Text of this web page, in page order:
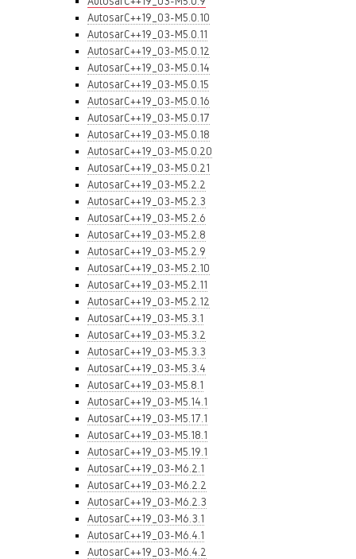
AutosarC++19_03-M5.0.10
AutosarC++19_03-M5.0.11
AutosarC++19_03-M5.0.12
AutosarC++19_03-M5.0.14
AutosarC++19_03-M5.0.15
AutosarC++19_03-M5.0.16
AutosarC++19_03-M5.0.17
AutosarC++19_03-M5.0.18
AutosarC++19_03-M5.0.20
AutosarC++19_03-M5.0.21
AutosarC++19_03-M5.2.2
AutosarC++19_03-M5.2.3
AutosarC++19_03-M5.2.6
AutosarC++19_03-M5.2.8
AutosarC++19_03-M5.2.9
AutosarC++19_03-M5.2.10
AutosarC++19_03-M5.2.11
AutosarC++19_03-M5.2.12
AutosarC++19_03-M5.3.1
AutosarC++19_03-M5.3.2
AutosarC++19_03-M5.3.3
AutosarC++19_03-M5.3.4
AutosarC++19_03-M5.8.1
AutosarC++19_03-M5.14.1
AutosarC++19_03-M5.17.1
AutosarC++19_03-M5.18.1
AutosarC++19_03-M5.19.1
AutosarC++19_03-M6.2.1
AutosarC++19_03-M6.2.2
AutosarC++19_03-M6.2.3
AutosarC++19_03-M6.3.1
AutosarC++19_03-M6.4.1
AutosarC++19_03-M6.4.2